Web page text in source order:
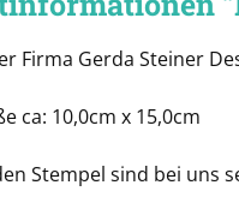
Firma Gerda Steiner
ca: 10,0cm x 15,0cm
Stempel sind bei uns